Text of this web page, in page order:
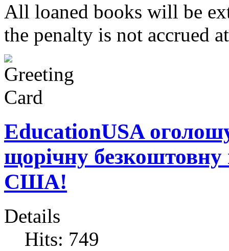
All loaned books will be
the penalty is not accrued
EducationUSA
щорічну безкоштовну
США!
Details
Hits: 749